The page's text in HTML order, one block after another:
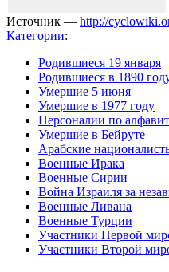
Источник — http://
Категории:
Родившиеся 19 января
Родившиеся в 1890
Умершие 5 июня
Умершие в 1977 году
Персоналии по
Умершие в Бейруте
Арабские
Военные Ирака
Военные Сирии
Война Израиля за
Военные Ливана
Военные Турции
Участники Первой
Участники Второй